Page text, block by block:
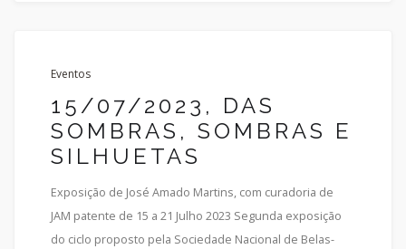
Eventos
15/07/2023, DAS
SOMBRAS, SOMBRAS E
SILHUETAS
Exposição de José Amado Martins, com curadoria de
JAM patente de 15 a 21 Julho 2023 Segunda exposição
do ciclo proposto pela Sociedade Nacional de Belas-